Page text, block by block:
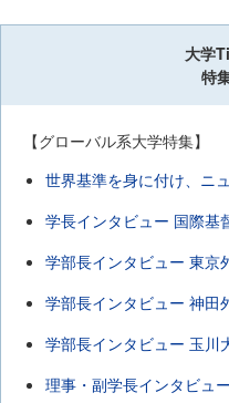
大学
特
【グローバル系大学特集】
世界基準を身に付け、ニ
学長インタビュー 国際基
学部長インタビュー 東京
学部長インタビュー 神田
学部長インタビュー 玉川
理事・副学長インタビュ